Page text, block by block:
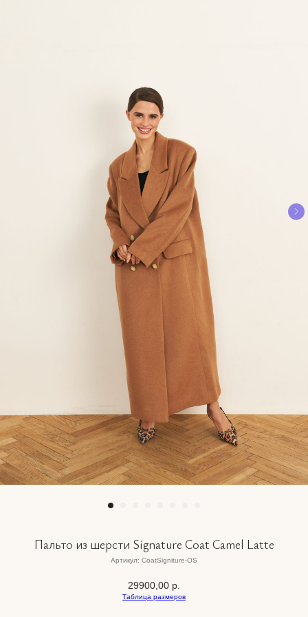
Пальто из шерсти Signature Coat Camel Latte
Артикул: CoatSigniture-OS
29900,00 р.
Таблица размеров